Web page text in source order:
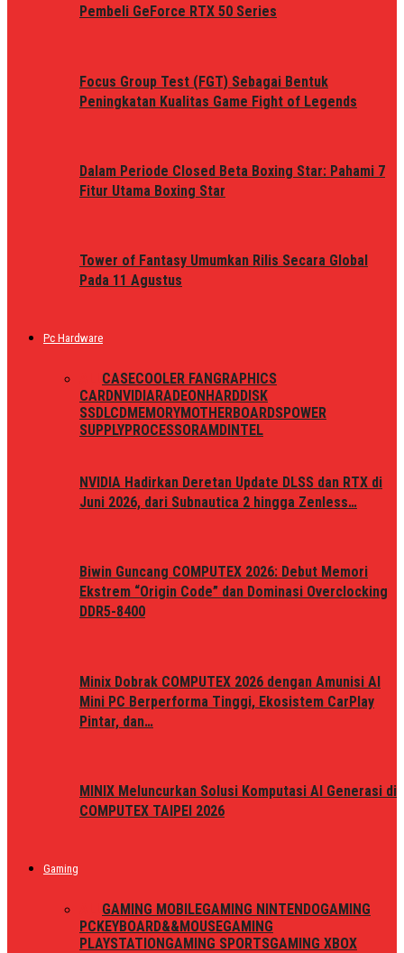
Pembeli GeForce RTX 50 Series
Focus Group Test (FGT) Sebagai Bentuk
Peningkatan Kualitas Game Fight of Legends
Dalam Periode Closed Beta Boxing Star: Pahami 7
Fitur Utama Boxing Star
Tower of Fantasy Umumkan Rilis Secara Global
Pada 11 Agustus
Pc Hardware
CASECOOLER FAN GRAPHICS
CARDNVIDIARADEON HARDDISK
SSDLCDMEMORYMOTHERBOARDSPOWER
SUPPLYPROCESSORAMD INTEL
NVIDIA Hadirkan Deretan Update DLSS dan RTX di
Juni 2026, dari Subnautica 2 hingga Zenless…
Biwin Guncang COMPUTEX 2026: Debut Memori
Ekstrem “Origin Code” dan Dominasi Overclocking
DDR5-8400
Minix Dobrak COMPUTEX 2026 dengan Amunisi AI
Mini PC Berperforma Tinggi, Ekosistem CarPlay
Pintar, dan…
MINIX Meluncurkan Solusi Komputasi AI Generasi di
COMPUTEX TAIPEI 2026
Gaming
GAMING MOBILEGAMING NINTENDOGAMING
PCKEYBOARD&&MOUSEGAMING
PLAYSTATIONGAMING SPORTSGAMING XBOX